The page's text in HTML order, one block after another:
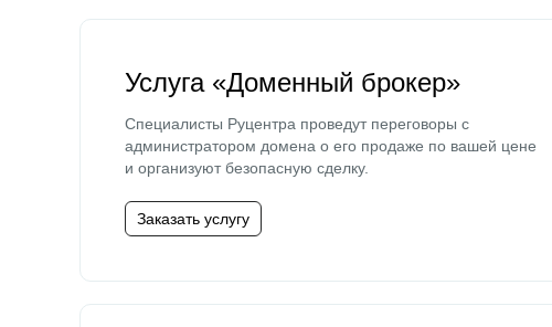
Услуга «Доменный брокер»
Специалисты Руцентра проведут переговоры с
администратором домена о его продаже по вашей цене
и организуют безопасную сделку.
Заказать услугу